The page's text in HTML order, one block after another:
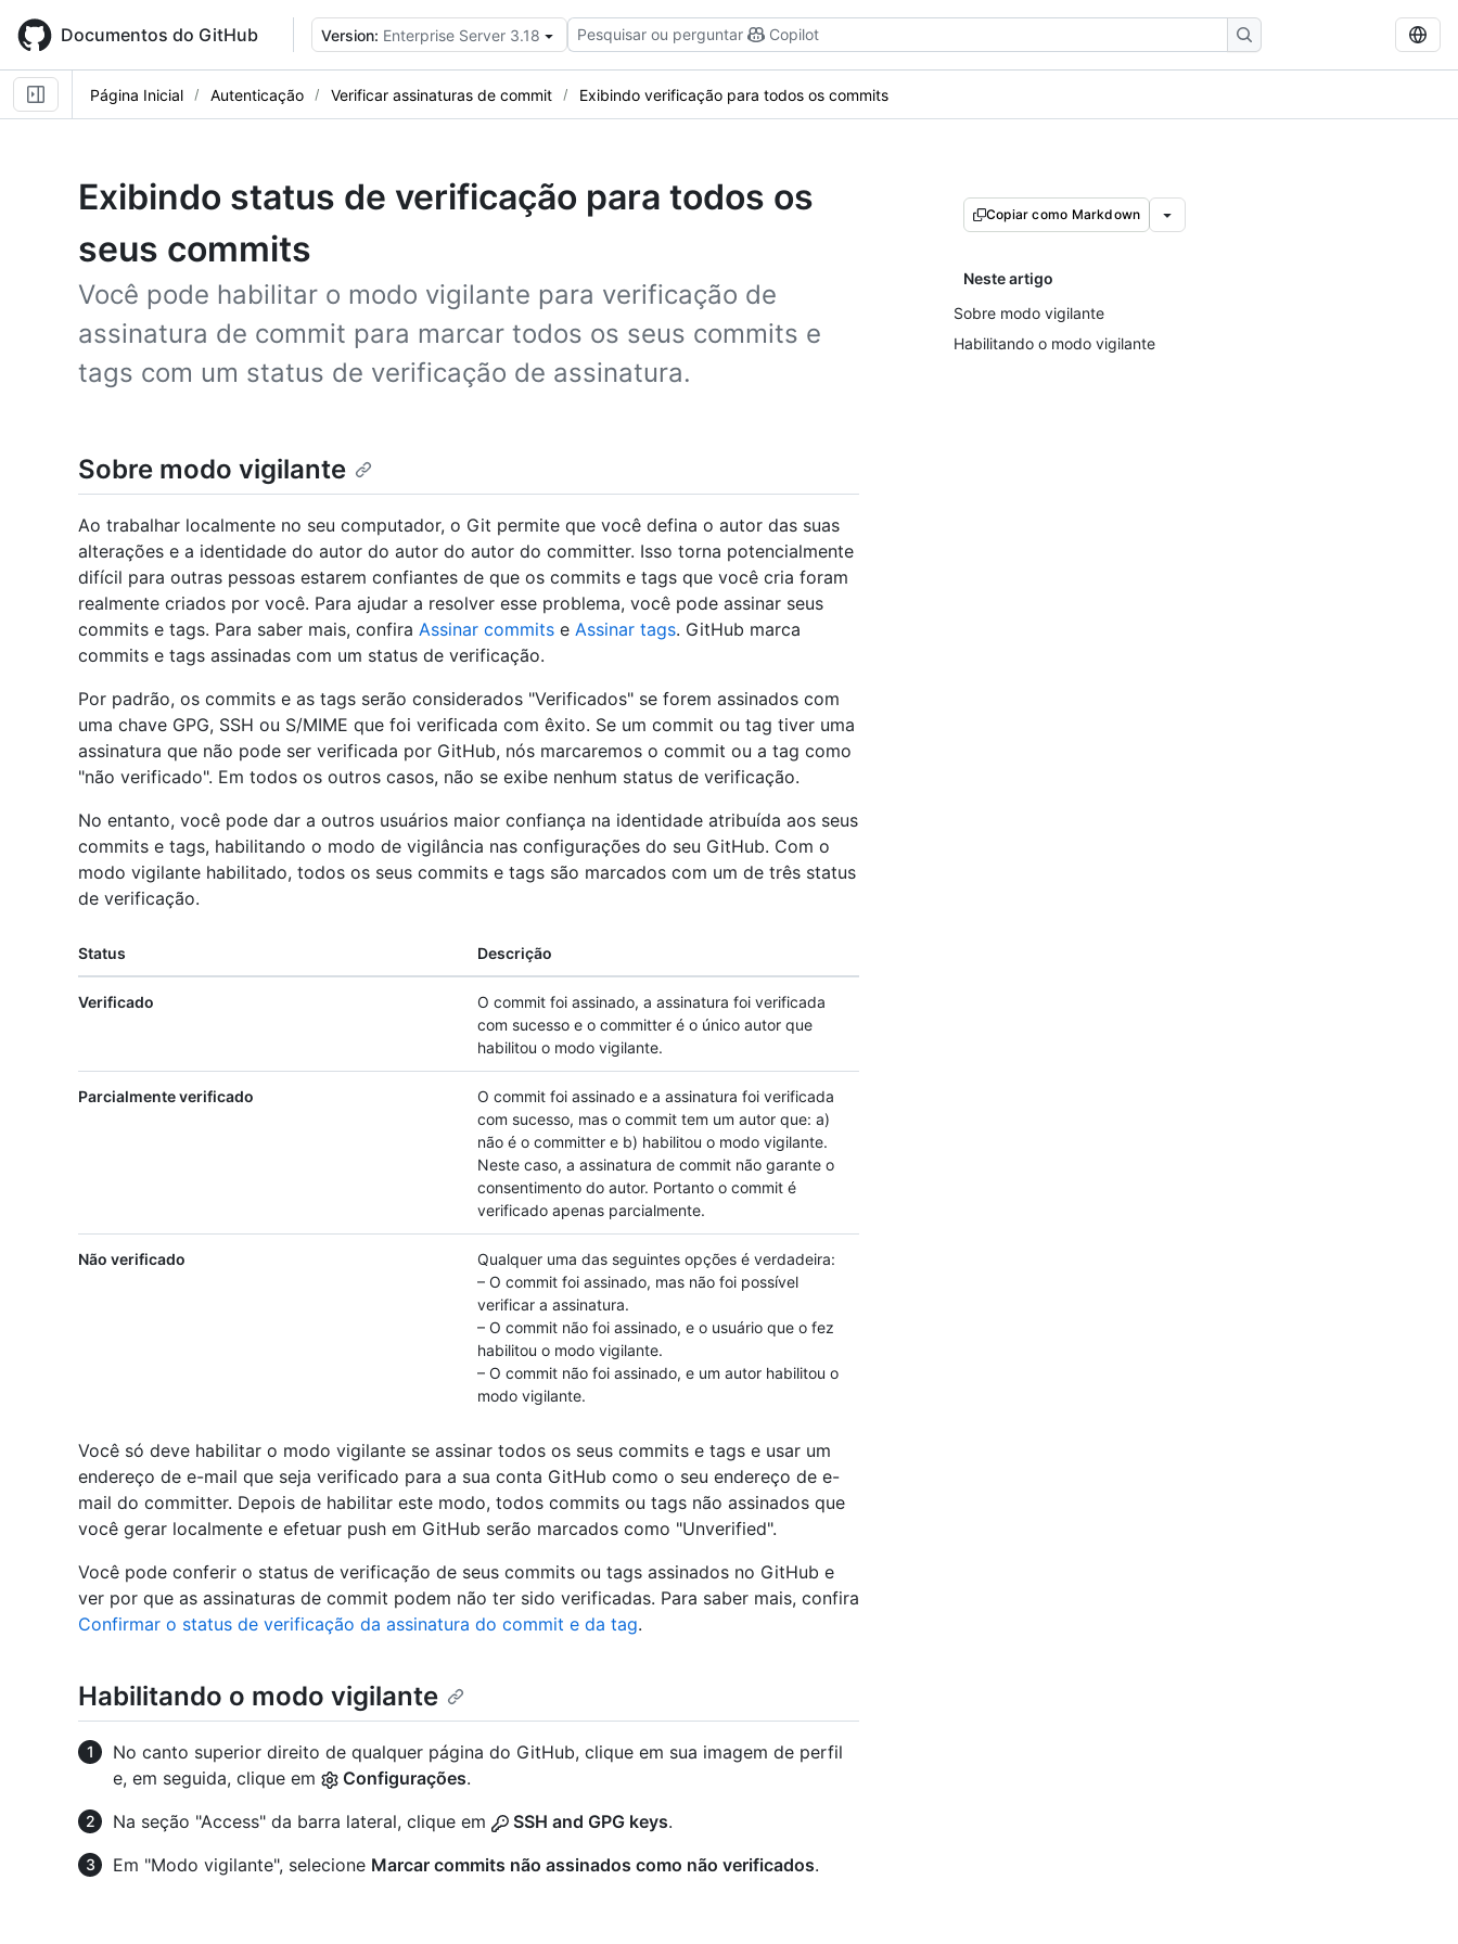
main
content
Documentos do GitHub Version: Enterprise Server 3.18 Pesquisar ou perguntar Copilot
Página Inicial Autenticação Verificar assinaturas de commit Exibindo verificação para todos os commits
Exibindo status de verificação para todos os
seus commits
Você pode habilitar o modo vigilante para verificação de
assinatura de commit para marcar todos os seus commits e
tags com um status de verificação de assinatura.
Copiar como Markdown
Neste artigo
Sobre modo vigilante
Habilitando o modo vigilante
Sobre modo vigilante
Ao trabalhar localmente no seu computador, o Git permite que você defina o autor das suas
alterações e a identidade do autor do autor do autor do committer. Isso torna potencialmente
difícil para outras pessoas estarem confiantes de que os commits e tags que você cria foram
realmente criados por você. Para ajudar a resolver esse problema, você pode assinar seus
commits e tags. Para saber mais, confira Assinar commits e Assinar tags. GitHub marca
commits e tags assinadas com um status de verificação.
Por padrão, os commits e as tags serão considerados "Verificados" se forem assinados com
uma chave GPG, SSH ou S/MIME que foi verificada com êxito. Se um commit ou tag tiver uma
assinatura que não pode ser verificada por GitHub, nós marcaremos o commit ou a tag como
"não verificado". Em todos os outros casos, não se exibe nenhum status de verificação.
No entanto, você pode dar a outros usuários maior confiança na identidade atribuída aos seus
commits e tags, habilitando o modo de vigilância nas configurações do seu GitHub. Com o
modo vigilante habilitado, todos os seus commits e tags são marcados com um de três status
de verificação.
Status Descrição
Verificado
O commit foi assinado, a assinatura foi verificada
com sucesso e o committer é o único autor que
habilitou o modo vigilante.
Parcialmente verificado
O commit foi assinado e a assinatura foi verificada
com sucesso, mas o commit tem um autor que: a)
não é o committer e b) habilitou o modo vigilante.
Neste caso, a assinatura de commit não garante o
consentimento do autor. Portanto o commit é
verificado apenas parcialmente.
Não verificado
Qualquer uma das seguintes opções é verdadeira:
– O commit foi assinado, mas não foi possível
verificar a assinatura.
– O commit não foi assinado, e o usuário que o fez
habilitou o modo vigilante.
– O commit não foi assinado, e um autor habilitou o
modo vigilante.
Você só deve habilitar o modo vigilante se assinar todos os seus commits e tags e usar um
endereço de e-mail que seja verificado para a sua conta GitHub como o seu endereço de e-
mail do committer. Depois de habilitar este modo, todos commits ou tags não assinados que
você gerar localmente e efetuar push em GitHub serão marcados como "Unverified".
Você pode conferir o status de verificação de seus commits ou tags assinados no GitHub e
ver por que as assinaturas de commit podem não ter sido verificadas. Para saber mais, confira
Confirmar o status de verificação da assinatura do commit e da tag.
Habilitando o modo vigilante
No canto superior direito de qualquer página do GitHub, clique em sua imagem de perfil
e, em seguida, clique em
Configurações.
Na seção "Access" da barra lateral, clique em
SSH and GPG keys.
Em "Modo vigilante", selecione Marcar commits não assinados como não verificados.